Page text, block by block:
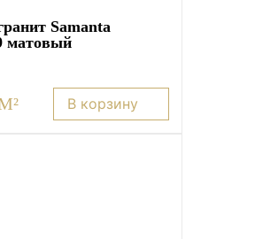
Samanta
матовый
В корзину